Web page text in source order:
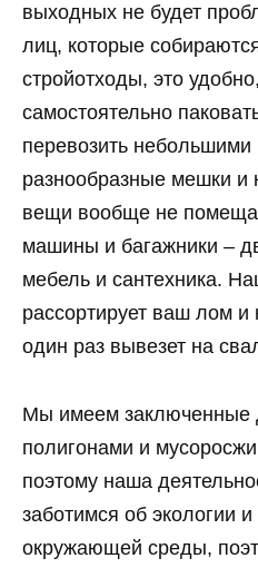
выходных не будет
лиц, которые
стройотходы, это
самостоятельно
перевозить небольшими
разнообразные мешки и
вещи вообще не
машины и багажники –
мебель и сантехника.
рассортирует ваш лом и
один раз вывезет на
Мы имеем заключенные
полигонами и
поэтому наша
заботимся об экологии и
окружающей среды,